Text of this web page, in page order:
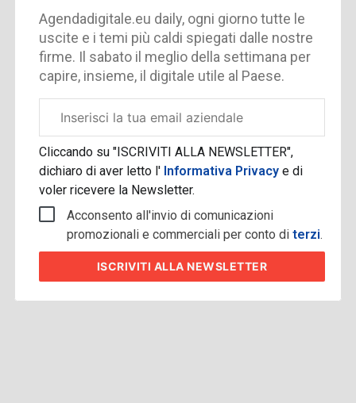
Agendadigitale.eu daily, ogni giorno tutte le
uscite e i temi più caldi spiegati dalle nostre
firme. Il sabato il meglio della settimana per
capire, insieme, il digitale utile al Paese.
aziendale
Cliccando su "ISCRIVITI ALLA NEWSLETTER",
dichiaro di aver letto l' Informativa Privacye di
voler ricevere la Newsletter.
Acconsento all'invio di comunicazioni
promozionali e commerciali per conto diterzi.
ISCRIVITI ALLA NEWSLETTER